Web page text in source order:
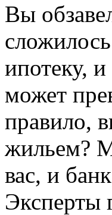
Вы
ипотеку,
может
правило,
жильем?
вас, и
Эксперты